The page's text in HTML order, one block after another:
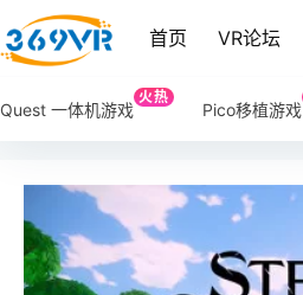
首页 VR论坛
Quest 一体机游戏
火热
Pico移植游戏